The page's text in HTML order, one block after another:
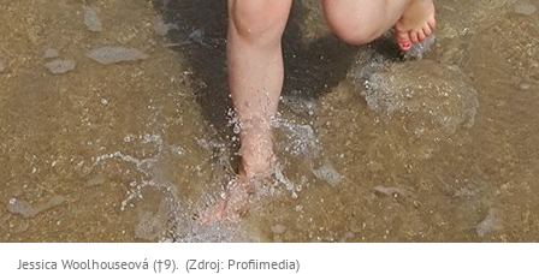
Jessica Woolhouseová (†9). (Zdroj: Profiimedia)